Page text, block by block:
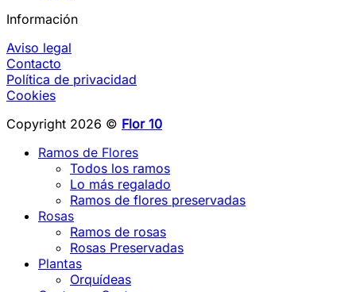
Información
Aviso legal
Contacto
Política de privacidad
Cookies
Copyright 2026 © Flor 10
Ramos de Flores
Todos los ramos
Lo más regalado
Ramos de flores preservadas
Rosas
Ramos de rosas
Rosas Preservadas
Plantas
Orquídeas